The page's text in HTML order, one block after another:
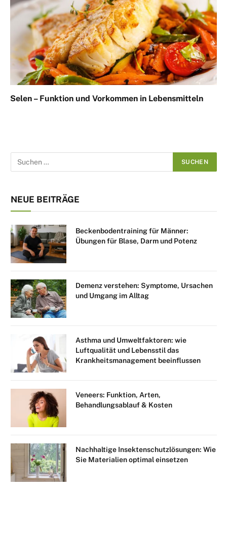
Selen – Funktion und Vorkommen in Lebensmitteln
NEUE BEITRÄGE
Beckenbodentraining für Männer:
Übungen für Blase, Darm und Potenz
Demenz verstehen: Symptome, Ursachen
und Umgang im Alltag
Asthma und Umweltfaktoren: wie
Luftqualität und Lebensstil das
Krankheitsmanagement beeinflussen
Veneers: Funktion, Arten,
Behandlungsablauf & Kosten
Nachhaltige Insektenschutzlösungen: Wie
Sie Materialien optimal einsetzen